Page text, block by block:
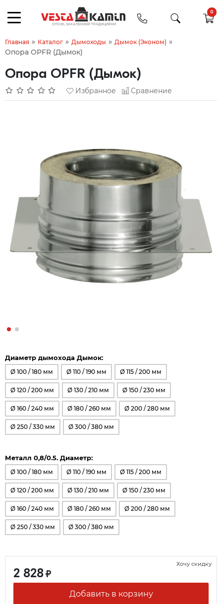
0
Главная » Каталог » Дымоходы » Дымок (Эконом) »
Опора OPFR (Дымок)
Опора OPFR (Дымок)
Избранное Сравнение
Диаметр дымохода Дымок:
Ø 100 / 180 мм Ø 110 / 190 мм Ø 115 / 200 мм
Ø 120 / 200 мм Ø 130 / 210 мм Ø 150 / 230 мм
Ø 160 / 240 мм Ø 180 / 260 мм Ø 200 / 280 мм
Ø 250 / 330 мм Ø 300 / 380 мм
Металл 0,8/0.5. Диаметр:
Ø 100 / 180 мм Ø 110 / 190 мм Ø 115 / 200 мм
Ø 120 / 200 мм Ø 130 / 210 мм Ø 150 / 230 мм
Ø 160 / 240 мм Ø 180 / 260 мм Ø 200 / 280 мм
Ø 250 / 330 мм Ø 300 / 380 мм
2 828₽
Добавить в корзину
Хочу скидку